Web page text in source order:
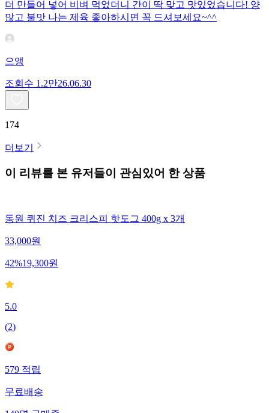
더 만들어 넣어 비벼 먹었더니 간이 딱 맞고 맛있었습니다! 양
많고 불맛 나는 제육 좋아하시면 꼭 드셔보세요~^^
으앵
조회수 1.2만26.06.30
174
더보기
이 리뷰를 본 유저들이 관심있어 한 상품
동원 퀴진 치즈 크리스피 핫도그 400g x 3개
33,000원
42%19,300원
5.0
(2)
579 적립
무료배송